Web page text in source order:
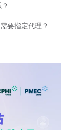
要指定代理？